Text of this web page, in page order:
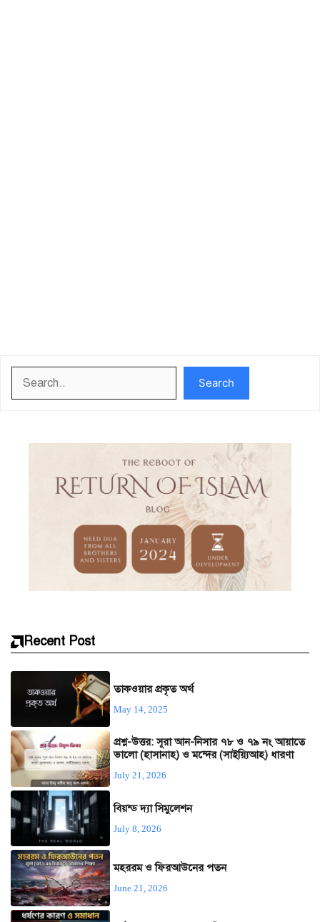
Search
Search
Recent Post
তাকওয়ার প্রকৃত অর্থ
May 14, 2025
প্রশ্ন-উত্তর: সূরা আন-নিসার ৭৮ ও ৭৯ নং আয়াতে
ভালো (হাসানাহ) ও মন্দের (সাইয়্যিআহ) ধারণা
July 21, 2026
বিয়ন্ড দ্যা সিমুলেশন
July 8, 2026
মহররম ও ফিরআউনের পতন
June 21, 2026